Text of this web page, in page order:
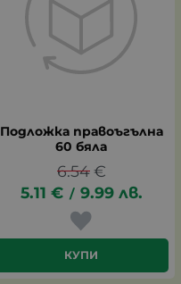
Подложка правоъгълна
60 бяла
6.54 €
5.11 € / 9.99 лв.
КУПИ